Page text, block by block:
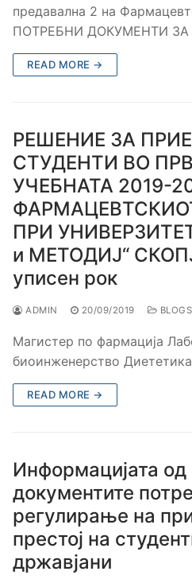
предавална 2 на
ПОТРЕБНИ ДОКУМЕНТИ
READ MORE →
РЕШЕНИЕ ЗА
СТУДЕНТИ ВО
УЧЕБНАТА 2019-
ПРИ
и МЕТОДИЈ“
уписен рок
ADMIN 20/09/2019 BLOGS
Магистер по фармација
биоинженерство
READ MORE →
Информацијата
документите
регулирање на
престој на
државјани